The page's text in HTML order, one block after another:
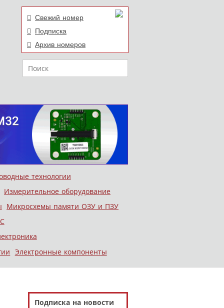
Свежий номер
Подписка
Архив номеров
Поиск
технологии
Измерительное оборудование
Микросхемы памяти ОЗУ и ПЗУ
Электронные компоненты
Подписка на новости